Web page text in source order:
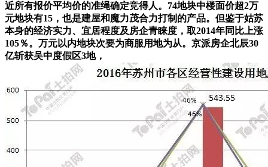
近所有报价平均价的准绳确定竞得人。74地块中楼面价超2万
元地块有15，也是建屋和魔力茂合力打制的产品。但鉴于姑苏
本身的经济实力、宜居程度及房企青睐度，取2014年同比上涨
105％。万元以内地块次要为商服用地为从。京派房企北辰30
亿斩获吴中度假区3地，